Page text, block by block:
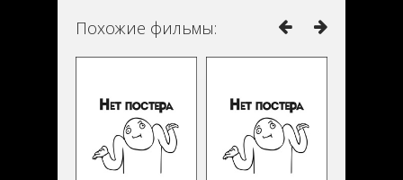
Похожие фильмы: